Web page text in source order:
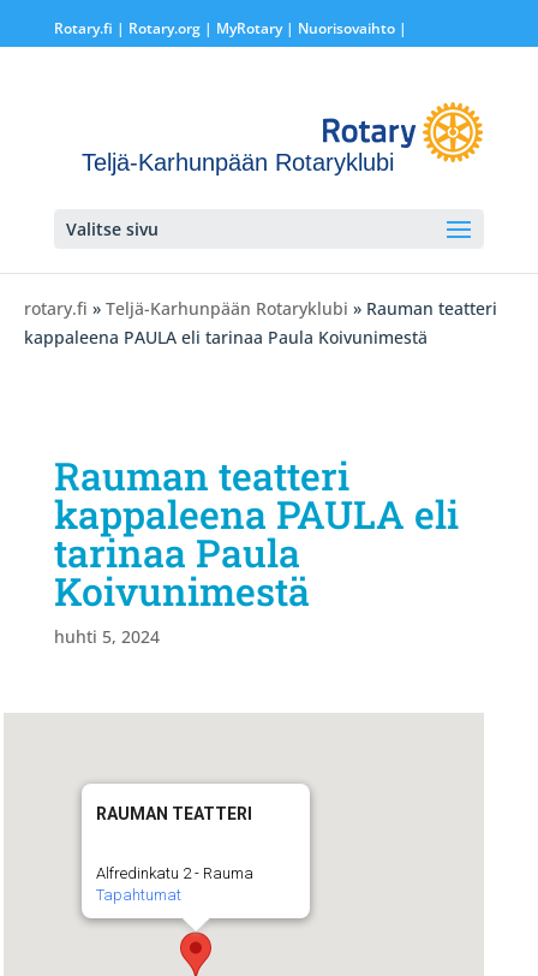
Rotary.fi | Rotary.org| MyRotary | Nuorisovaihto|
Teljä-Karhunpään Rotaryklubi
Valitse sivu
rotary.fi » Teljä-Karhunpään Rotaryklubi » Rauman teatteri
kappaleena PAULA eli tarinaa Paula Koivunimestä
Rauman teatteri
kappaleena PAULA eli
tarinaa Paula
Koivunimestä
huhti 5, 2024
RAUMAN TEATTERI
Alfredinkatu 2 - Rauma
Tapahtumat